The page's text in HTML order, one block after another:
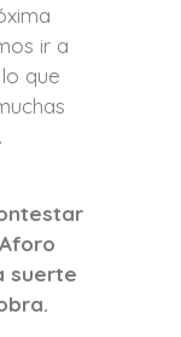
ir a
que
suerte